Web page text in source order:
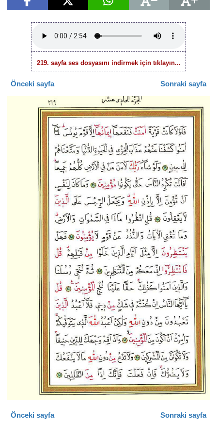
219. sayfa ses dosyasını indirmek için tıklayın...
Önceki sayfa Sonraki sayfa
Önceki sayfa Sonraki sayfa